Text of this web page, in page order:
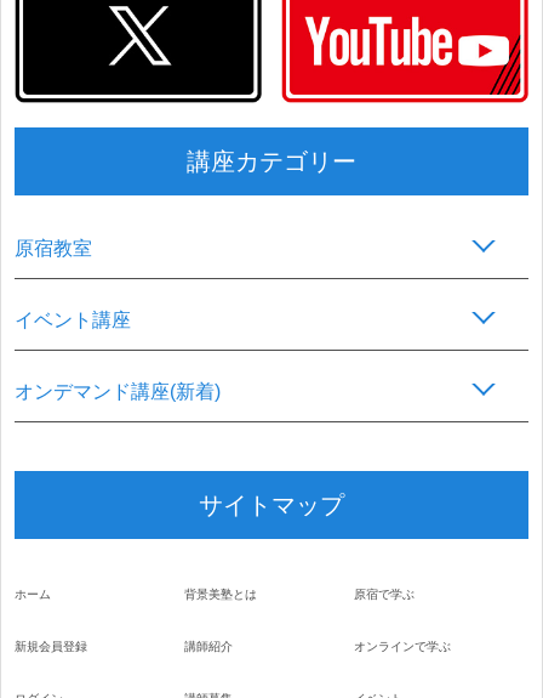
講座カテゴリー
原宿教室
イベント講座
オンデマンド講座(新着)
サイトマップ
ホーム
新規会員登録
背景美塾とは
講師紹介
原宿で学ぶ
オンラインで学ぶ